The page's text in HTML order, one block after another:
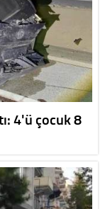
4'ü çocuk 8